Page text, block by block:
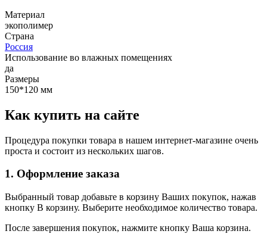
Материал
экополимер
Страна
Россия
Использование во влажных помещениях
да
Размеры
150*120 мм
Как купить на сайте
Процедура покупки товара в нашем интернет-магазине очень
проста и состоит из нескольких шагов.
1. Оформление заказа
Выбранный товар добавьте в корзину Ваших покупок, нажав
кнопку В корзину. Выберите необходимое количество товара.
После завершения покупок, нажмите кнопку Ваша корзина.